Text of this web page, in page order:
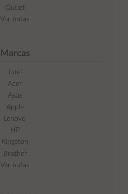
Outlet
Ver todas
Marcas
Intel
Acer
Asus
Apple
Lenovo
HP
Kingston
Brother
Ver todas